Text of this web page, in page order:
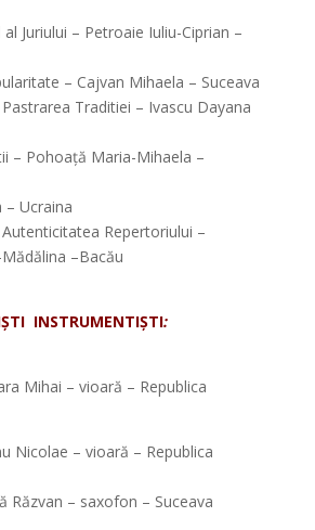
al Juriului – Petroaie Iuliu-Ciprian –
– Cajvan Mihaela – Suceava
Traditiei – Ivascu Dayana
– Pohoață Maria-Mihaela –
– Ucraina
Repertoriului –
–Bacău
INSTRUMENTIȘTI:
Mihai – vioară – Republica
Nicolae – vioară – Republica
Răzvan – saxofon – Suceava